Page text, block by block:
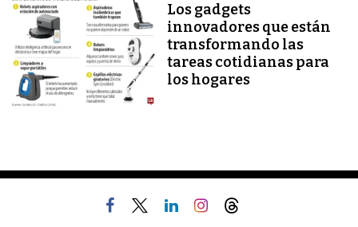
Los gadgets
innovadores que están
transformando las
tareas cotidianas para
los hogares